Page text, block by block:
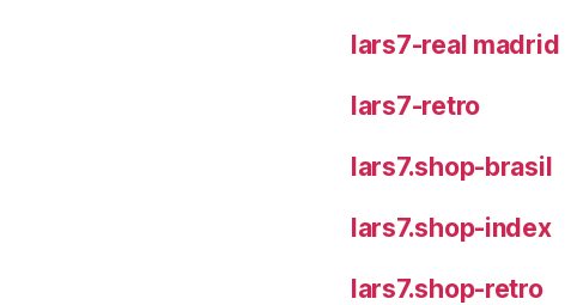
lars7-real madrid
lars7-retro
lars7.shop-brasil
lars7.shop-index
lars7.shop-retro